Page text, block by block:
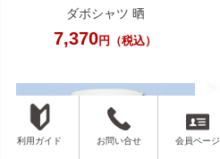
ダボシャツ 晒
7,370円（税込）
利用ガイド お問い合せ 会員ページ